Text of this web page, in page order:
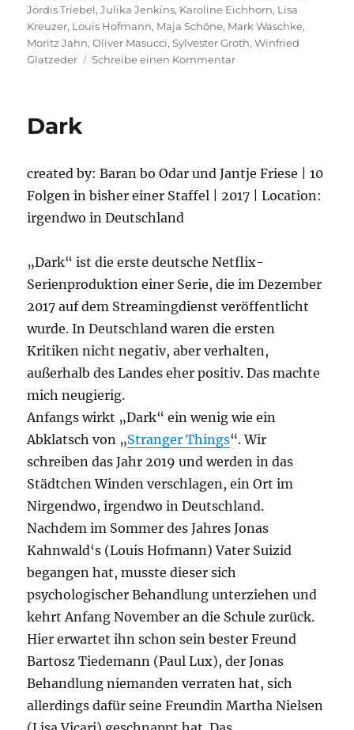
Jördis Triebel,Julika Jenkins, Karoline Eichhorn, Lisa
Kreuzer, Louis Hofmann, Maja Schöne, Mark Waschke,
Moritz Jahn,Oliver Masucci,Sylvester Groth,Winfried
Glatzeder
Schreibe einen Kommentarzu
Dark
created by: Baran bo Odar und Jantje Friese | 10
Folgen in bisher einer Staffel | 2017 | Location:
irgendwo in Deutschland
„Dark“ ist die erste deutsche Netflix-
Serienproduktion einer Serie, die im Dezember
2017 auf dem Streamingdienst veröffentlicht
wurde. In Deutschland waren die ersten
Kritiken nicht negativ, aber verhalten,
außerhalb des Landes eher positiv. Das machte
mich neugierig.
Anfangs wirkt „Dark“ ein wenig wie ein
Abklatsch von „Stranger Things“. Wir
schreiben das Jahr 2019 und werden in das
Städtchen Winden verschlagen, ein Ort im
Nirgendwo, irgendwo in Deutschland.
Nachdem im Sommer des Jahres Jonas
Kahnwald‘s (Louis Hofmann) Vater Suizid
begangen hat, musste dieser sich
psychologischer Behandlung unterziehen und
kehrt Anfang November an die Schule zurück.
Hier erwartet ihn schon sein bester Freund
Bartosz Tiedemann (Paul Lux), der Jonas
Behandlung niemanden verraten hat, sich
allerdings dafür seine Freundin Martha Nielsen